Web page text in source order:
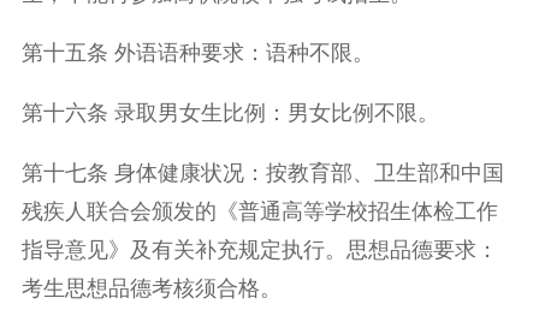
第十五条 外语语种要求：语种不限。
第十六条 录取男女生比例：男女比例不限。
第十七条 身体健康状况：按教育部、卫生部和中国
残疾人联合会颁发的《普通高等学校招生体检工作
指导意见》及有关补充规定执行。思想品德要求：
考生思想品德考核须合格。